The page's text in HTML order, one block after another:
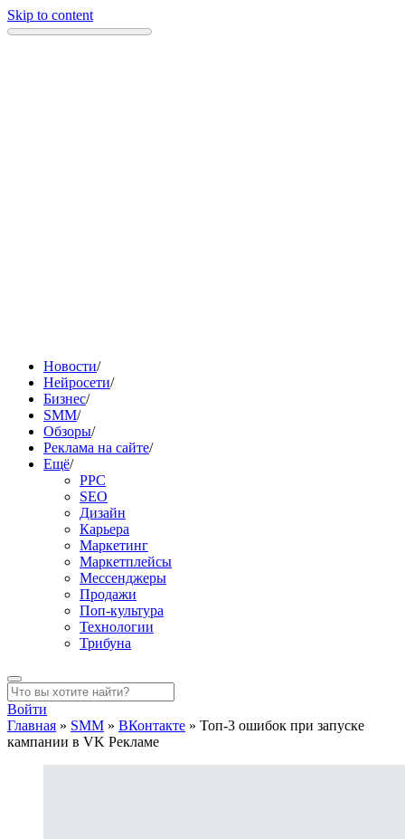
Skip to content
Новости/
Нейросети/
Бизнес/
SMM/
Обзоры/
Реклама на сайте/
Ещё/
PPC
SEO
Дизайн
Карьера
Маркетинг
Маркетплейсы
Мессенджеры
Продажи
Поп-культура
Технологии
Трибуна
Войти
Главная » SMM » ВКонтакте » Топ-3 ошибок при запуске
кампании в VK Рекламе